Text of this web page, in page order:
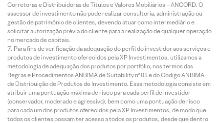
Corretoras e Distribuidoras de Títulos e Valores Mobiliários – ANCORD. O
assessor de investimento não pode realizar consultoria, administração ou
gestão de patrimônio de clientes, devendo atuar como intermediário e
solicitar autorização prévia do cliente para a realização de qualquer operação
no mercado de capitais.
Para fins de verificação da adequação do perfil do investidor aos serviços e
produtos de investimento oferecidos pela XP Investimentos, utilizamos a
metodologia de adequação dos produtos por portfólio, nos termos das
Regras e Procedimentos ANBIMA de Suitability nº 01 e do Código ANBIMA
de Distribuição de Produtos de Investimento. Essa metodologia consiste em
atribuir uma pontuação máxima de risco para cada perfil de investidor
(conservador, moderado e agressivo), bem como uma pontuação de risco
para cada um dos produtos oferecidos pela XP Investimentos, de modo que
todos os clientes possam ter acesso a todos os produtos, desde que dentro